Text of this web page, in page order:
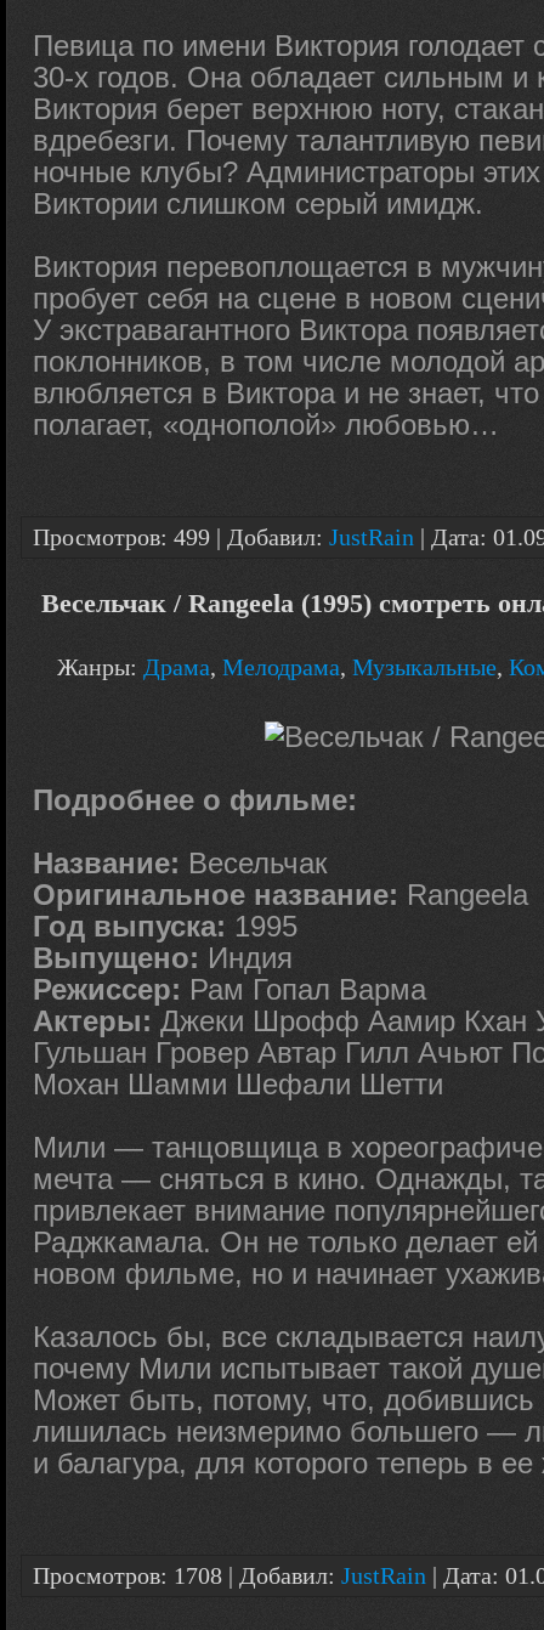
Певица по имени Виктория
30-х годов. Она обладает сильным и
Виктория берет верхнюю ноту,
вдребезги. Почему талантливую
ночные клубы? Администраторы
Виктории слишком серый имидж.
Виктория перевоплощается в
пробует себя на сцене в новом
У экстравагантного Виктора
поклонников, в том числе молодой
влюбляется в Виктора и не знает,
полагает, «однополой» любовью…
Просмотров: 499 | Добавил: JustRain | Дата:
Весельчак / Rangeela (1995) смотреть
Жанры: Драма, Мелодрама, Музыкальные,
Подробнее о фильме:
Название: Весельчак
Оригинальное название: Rangeela
Год выпуска: 1995
Выпущено: Индия
Режиссер: Рам Гопал Варма
Актеры: Джеки Шрофф Аамир Кхан
Гульшан Гровер Автар Гилл Ачьют
Мохан Шамми Шефали Шетти
Мили — танцовщица в
мечта — сняться в кино. Однажды,
привлекает внимание
Раджкамала. Он не только делает
новом фильме, но и начинает
Казалось бы, все складывается
почему Мили испытывает такой
Может быть, потому, что, добившись
лишилась неизмеримо большего —
и балагура, для которого теперь в
Просмотров: 1708 | Добавил: JustRain | Дата: